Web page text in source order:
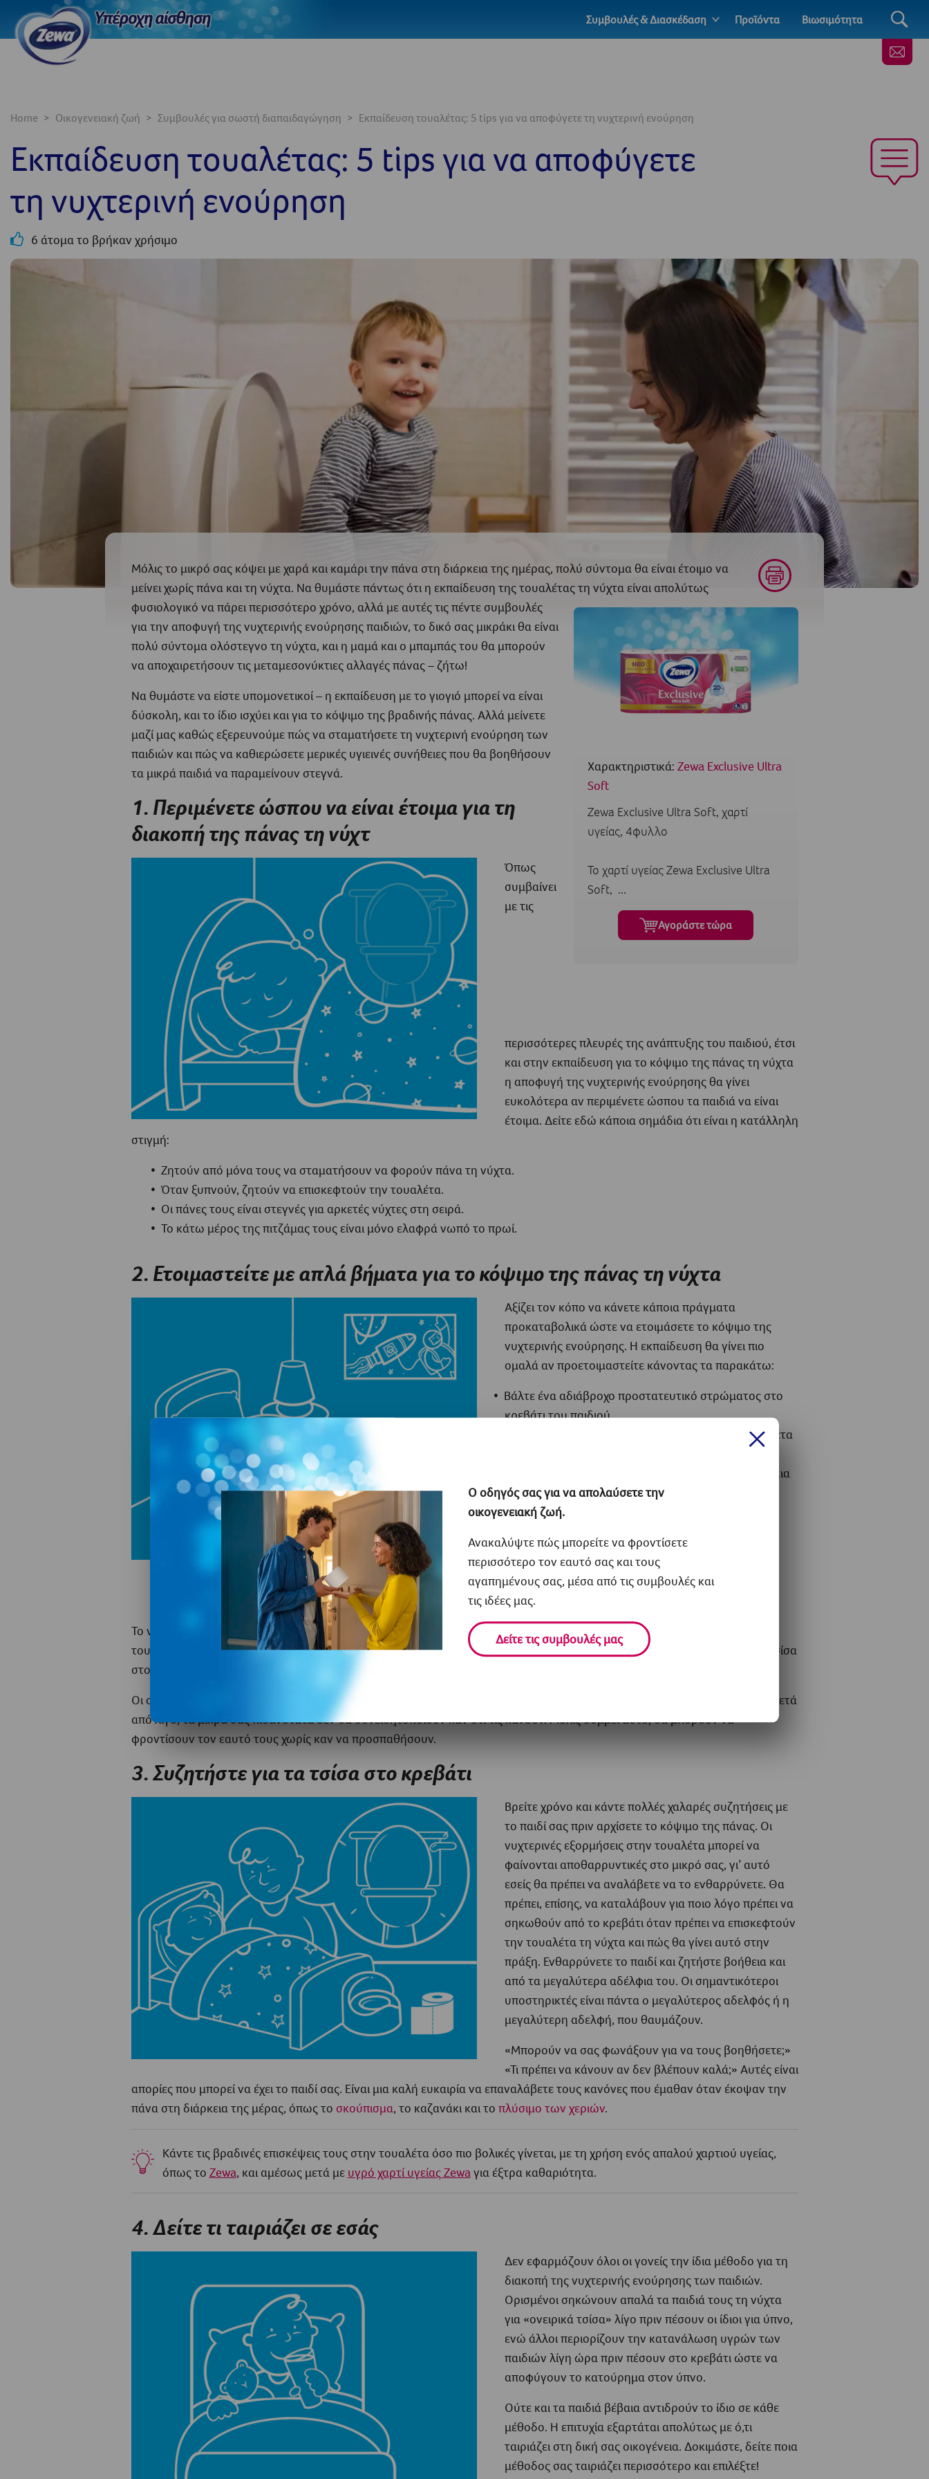
Συμβουλές & Διασκέδαση Προϊόντα Βιωσιμότητα
Home Οικογενειακή ζωή Συμβουλές για σωστή διαπαιδαγώγηση Εκπαίδευση τουαλέτας: 5 tips για να αποφύγετε τη νυχτερινή ενούρηση
Εκπαίδευση τουαλέτας: 5 tips για να αποφύγετε
τη νυχτερινή ενούρηση
6 άτομα το βρήκαν χρήσιμο
Χαρακτηριστικά: Zewa Exclusive Ultra
Soft
Zewa Exclusive Ultra Soft, χαρτί
υγείας, 4φυλλο
Το χαρτί υγείας Zewa Exclusive Ultra
Soft, ...
Αγοράστε τώρα
Μόλις το μικρό σας κόψει με χαρά και καμάρι την πάνα στη διάρκεια της ημέρας, πολύ σύντομα θα είναι έτοιμο να
μείνει χωρίς πάνα και τη νύχτα. Να θυμάστε πάντως ότι η εκπαίδευση της τουαλέτας τη νύχτα είναι απολύτως
φυσιολογικό να πάρει περισσότερο χρόνο, αλλά με αυτές τις πέντε συμβουλές
για την αποφυγή της νυχτερινής ενούρησης παιδιών, το δικό σας μικράκι θα είναι
πολύ σύντομα ολόστεγνο τη νύχτα, και η μαμά και ο μπαμπάς του θα μπορούν
να αποχαιρετήσουν τις μεταμεσονύκτιες αλλαγές πάνας – ζήτω!
Να θυμάστε να είστε υπομονετικοί – η εκπαίδευση με το γιογιό μπορεί να είναι
δύσκολη, και το ίδιο ισχύει και για το κόψιμο της βραδινής πάνας. Αλλά μείνετε
μαζί μας καθώς εξερευνούμε πώς να σταματήσετε τη νυχτερινή ενούρηση των
παιδιών και πώς να καθιερώσετε μερικές υγιεινές συνήθειες που θα βοηθήσουν
τα μικρά παιδιά να παραμείνουν στεγνά.
1. Περιμένετε ώσπου να είναι έτοιμα για τη
διακοπή της πάνας τη νύχτ
Όπως
συμβαίνει
με τις
περισσότερες πλευρές της ανάπτυξης του παιδιού, έτσι
και στην εκπαίδευση για το κόψιμο της πάνας τη νύχτα
η αποφυγή της νυχτερινής ενούρησης θα γίνει
ευκολότερα αν περιμένετε ώσπου τα παιδιά να είναι
έτοιμα. Δείτε εδώ κάποια σημάδια ότι είναι η κατάλληλη
στιγμή:
Ζητούν από μόνα τους να σταματήσουν να φορούν πάνα τη νύχτα.
Όταν ξυπνούν, ζητούν να επισκεφτούν την τουαλέτα.
Οι πάνες τους είναι στεγνές για αρκετές νύχτες στη σειρά.
Το κάτω μέρος της πιτζάμας τους είναι μόνο ελαφρά νωπό το πρωί.
2. Ετοιμαστείτε με απλά βήματα για το κόψιμο της πάνας τη νύχτα
Αξίζει τον κόπο να κάνετε κάποια πράγματα
προκαταβολικά ώστε να ετοιμάσετε το κόψιμο της
νυχτερινής ενούρησης. Η εκπαίδευση θα γίνει πιο
ομαλά αν προετοιμαστείτε κάνοντας τα παρακάτω:
Βάλτε ένα αδιάβροχο προστατευτικό στρώματος στο
κρεβάτι του παιδιού.
Βάλτε ένα γιογιό δίπλα στο κρεβάτι του, αν η τουαλέτα
Αφήστε το φωτάκι νυκτός αναμμένο ή βάλτε φωτάκια
πορείας προς την τουαλέτα.
Πριν τον ύπνο, προσθέστε στη ρουτίνα τους μια
Ζητήστε τους να πάνε στην τουαλέτα αμέσως μόλις
ξυπνήσουν το πρωί.
Έχετε διαθέσιμα ένα σετ σεντόνια και πιτζάμες σε περίπτωση ατυχήματος.
Το να καθιερώσετε μικρές συνήθειες στην καθημερινή ρουτίνα, όπως το να ζητάτε από τα παιδιά να χρησιμοποιούν την
τουαλέτα το πρωί και να βάζετε ένα γιογιό κοντά στο κρεβάτι τους, μπορεί να συμβάλει σημαντικά στο να αποφύγετε τα τσίσα
στο κρεβάτι.
Οι συνήθειες είναι ένας εξαιρετικός τρόπος για να μετατρέψετε τις πράξεις που στοχεύουν στην καλή υγιεινή σε ρουτίνα. Μετά
από λίγο, τα μικρά σας πιθανότατα δεν θα συνειδητοποιούν καν ότι τις κάνουν. Μόλις συμβεί αυτό, θα μπορούν να
φροντίσουν τον εαυτό τους χωρίς καν να προσπαθήσουν.
3. Συζητήστε για τα τσίσα στο κρεβάτι
Βρείτε χρόνο και κάντε πολλές χαλαρές συζητήσεις με
το παιδί σας πριν αρχίσετε το κόψιμο της πάνας. Οι
νυχτερινές εξορμήσεις στην τουαλέτα μπορεί να
φαίνονται αποθαρρυντικές στο μικρό σας, γι’ αυτό
εσείς θα πρέπει να αναλάβετε να το ενθαρρύνετε. Θα
πρέπει, επίσης, να καταλάβουν για ποιο λόγο πρέπει να
σηκωθούν από το κρεβάτι όταν πρέπει να επισκεφτούν
την τουαλέτα τη νύχτα και πώς θα γίνει αυτό στην
πράξη. Ενθαρρύνετε το παιδί και ζητήστε βοήθεια και
από τα μεγαλύτερα αδέλφια του. Οι σημαντικότεροι
υποστηρικτές είναι πάντα ο μεγαλύτερος αδελφός ή η
μεγαλύτερη αδελφή, που θαυμάζουν.
«Μπορούν να σας φωνάξουν για να τους βοηθήσετε;»
«Τι πρέπει να κάνουν αν δεν βλέπουν καλά;» Αυτές είναι
απορίες που μπορεί να έχει το παιδί σας. Είναι μια καλή ευκαιρία να επαναλάβετε τους κανόνες που έμαθαν όταν έκοψαν την
πάνα στη διάρκεια της μέρας, όπως το σκούπισμα, το καζανάκι και το πλύσιμο των χεριών.
Κάντε τις βραδινές επισκέψεις τους στην τουαλέτα όσο πιο βολικές γίνεται, με τη χρήση ενός απαλού χαρτιού υγείας,
όπως το Zewa, και αμέσως μετά με υγρό χαρτί υγείας Zewaγια έξτρα καθαριότητα.
4. Δείτε τι ταιριάζει σε εσάς
Δεν εφαρμόζουν όλοι οι γονείς την ίδια μέθοδο για τη
διακοπή της νυχτερινής ενούρησης των παιδιών.
Ορισμένοι σηκώνουν απαλά τα παιδιά τους τη νύχτα
για «ονειρικά τσίσα» λίγο πριν πέσουν οι ίδιοι για ύπνο,
ενώ άλλοι περιορίζουν την κατανάλωση υγρών των
παιδιών λίγη ώρα πριν πέσουν στο κρεβάτι ώστε να
αποφύγουν το κατούρημα στον ύπνο.
Ούτε και τα παιδιά βέβαια αντιδρούν το ίδιο σε κάθε
μέθοδο. Η επιτυχία εξαρτάται απολύτως με ό,τι
ταιριάζει στη δική σας οικογένεια. Δοκιμάστε, δείτε ποια
μέθοδος σας ταιριάζει περισσότερο και επιλέξτε!
Ο οδηγός σας για να απολαύσετε την
οικογενειακή ζωή.
Ανακαλύψτε πώς μπορείτε να φροντίσετε
περισσότερο τον εαυτό σας και τους
αγαπημένους σας, μέσα από τις συμβουλές και
τις ιδέες μας.
Δείτε τις συμβουλές μας